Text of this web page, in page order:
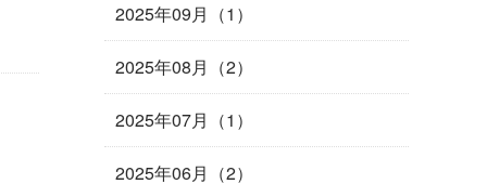
2025年09月（1）
2025年08月（2）
2025年07月（1）
2025年06月（2）